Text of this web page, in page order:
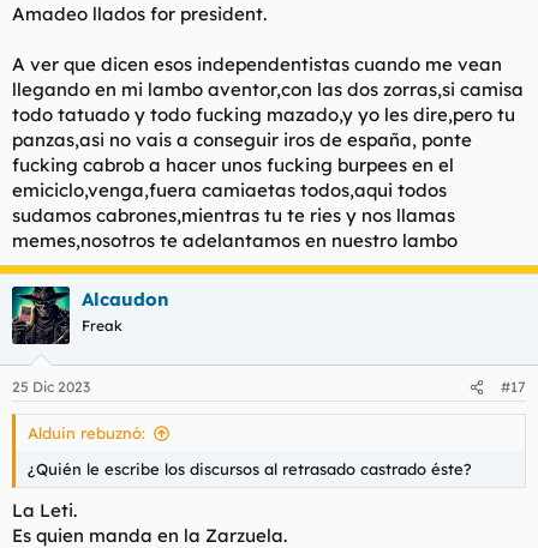
Aceptar cookies de terceros
¿Quién le escribe los discursos al retrasado castrado éste?
¿Iván Redondo? Cago en puta. Que se largue de una puta vez
ya, al exilio como su padre, y que se lleve a sus hijas y a la
puta culoplana de su mujer.
TERCERA REPÚBLICA YA.
Amadeo llados for president.
A ver que dicen esos independentistas cuando me vean
llegando en mi lambo aventor,con las dos zorras,si camisa
todo tatuado y todo fucking mazado,y yo les dire,pero tu
panzas,asi no vais a conseguir iros de españa, ponte
fucking cabrob a hacer unos fucking burpees en el
emiciclo,venga,fuera camiaetas todos,aqui todos
sudamos cabrones,mientras tu te ries y nos llamas
memes,nosotros te adelantamos en nuestro lambo
Alcaudon
Freak
25 Dic 2023 #17
Alduin rebuznó:
¿Quién le escribe los discursos al retrasado castrado éste?
La Leti.
Es quien manda en la Zarzuela.